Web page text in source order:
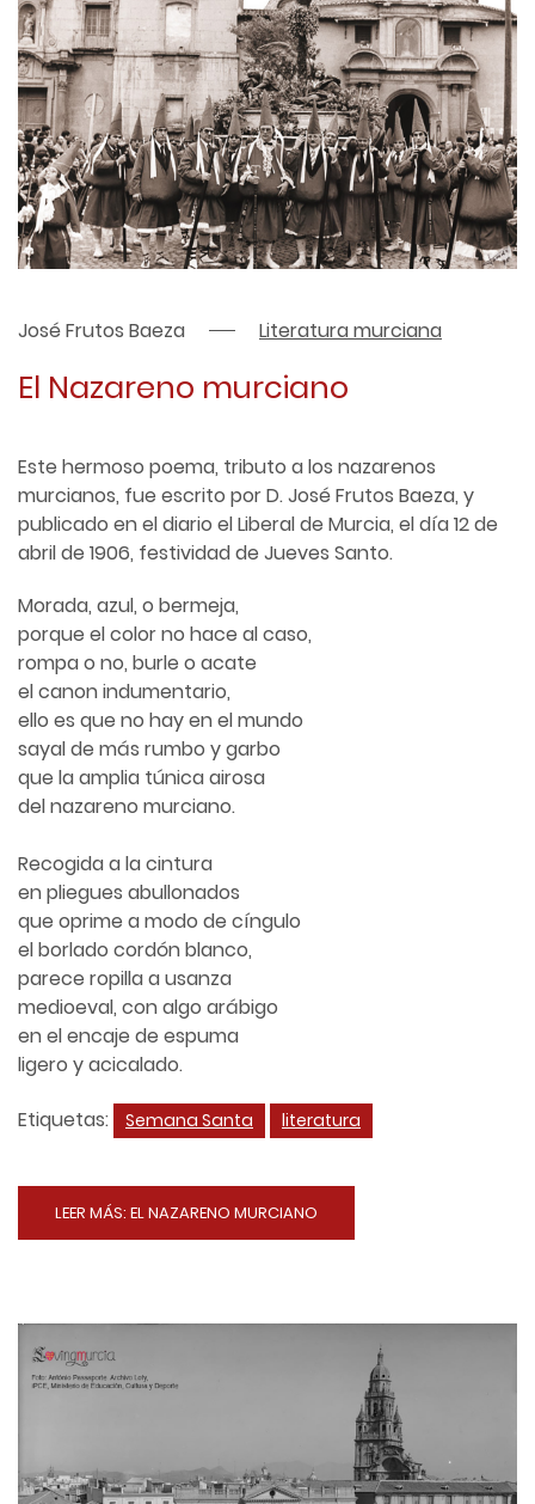
José Frutos Baeza Literatura murciana
El Nazareno murciano
Este hermoso poema, tributo a los nazarenos
murcianos, fue escrito por D. José Frutos Baeza, y
publicado en el diario el Liberal de Murcia, el día 12 de
abril de 1906, festividad de Jueves Santo.
Morada, azul, o bermeja,
porque el color no hace al caso,
rompa o no, burle o acate
el canon indumentario,
ello es que no hay en el mundo
sayal de más rumbo y garbo
que la amplia túnica airosa
del nazareno murciano.
Recogida a la cintura
en pliegues abullonados
que oprime a modo de cíngulo
el borlado cordón blanco,
parece ropilla a usanza
medioeval, con algo arábigo
en el encaje de espuma
ligero y acicalado.
Etiquetas:
Semana Santa literatura
LEER MÁS: EL NAZARENO MURCIANO